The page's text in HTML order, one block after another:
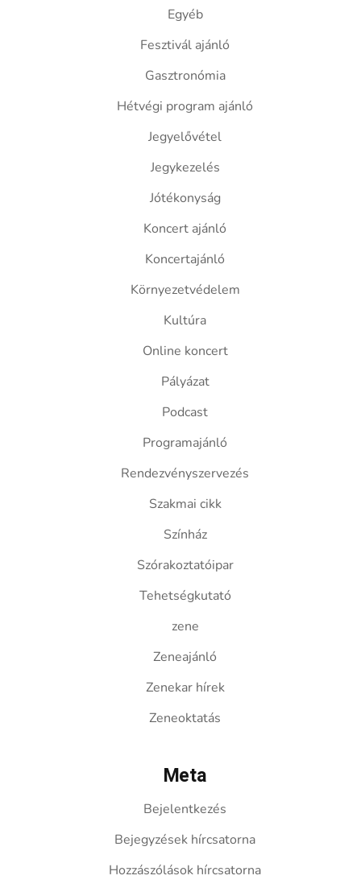
Egyéb
Fesztivál ajánló
Gasztronómia
Hétvégi program ajánló
Jegyelővétel
Jegykezelés
Jótékonyság
Koncert ajánló
Koncertajánló
Környezetvédelem
Kultúra
Online koncert
Pályázat
Podcast
Programajánló
Rendezvényszervezés
Szakmai cikk
Színház
Szórakoztatóipar
Tehetségkutató
zene
Zeneajánló
Zenekar hírek
Zeneoktatás
Meta
Bejelentkezés
Bejegyzések hírcsatorna
Hozzászólások hírcsatorna